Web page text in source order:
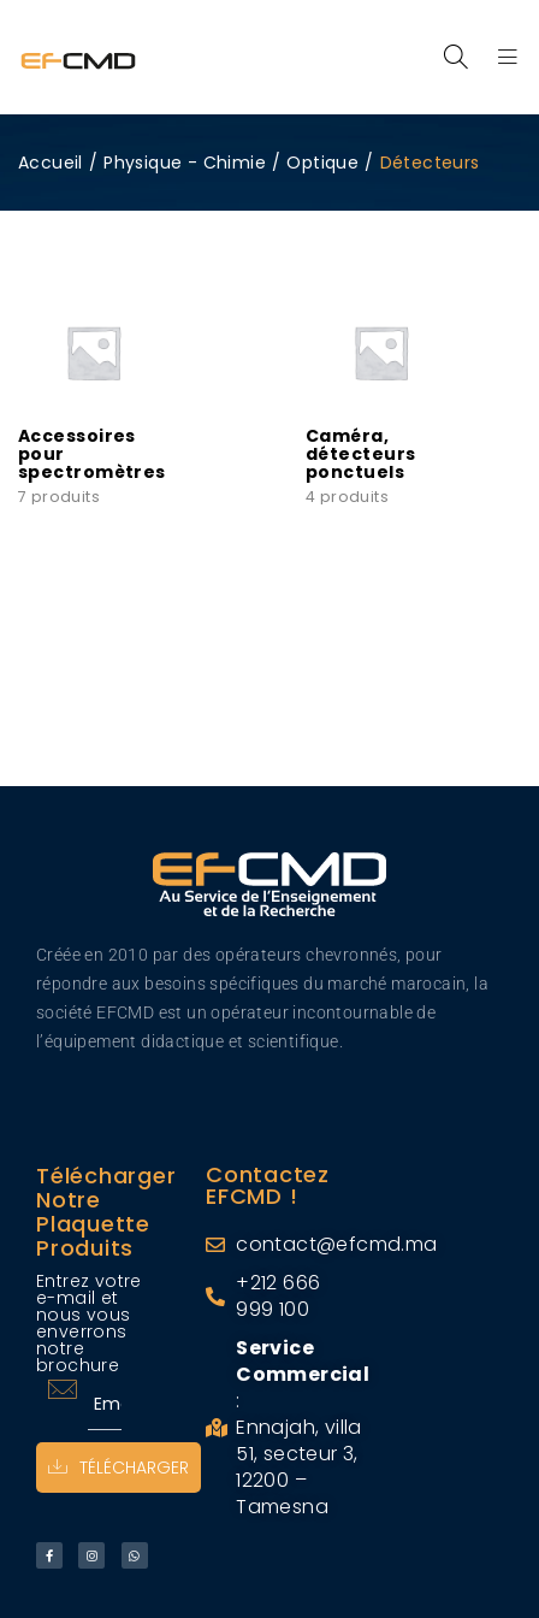
Accueil / Physique - Chimie / Optique / Détecteurs
7 produits
Accessoires
pour
spectromètres
4 produits
Caméra,
détecteurs
ponctuels
Créée en 2010 par des opérateurs chevronnés, pour
répondre aux besoins spécifiques du marché marocain, la
société EFCMD est un opérateur incontournable de
l’équipement didactique et scientifique.
Télécharger
Notre
Plaquette
Produits
Entrez votre
e-mail et
nous vous
enverrons
notre
brochure
TÉLÉCHARGER
Contactez
EFCMD !
contact@efcmd.ma
+212 666
999 100
Service
Commercial
:
Ennajah, villa
51, secteur 3,
12200 –
Tamesna